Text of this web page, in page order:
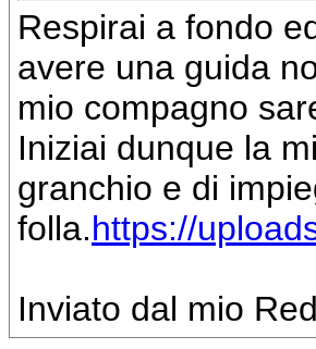
Respirai a fondo
avere una guida
mio compagno
Iniziai dunque la
granchio e di
folla.https://
Inviato dal mio